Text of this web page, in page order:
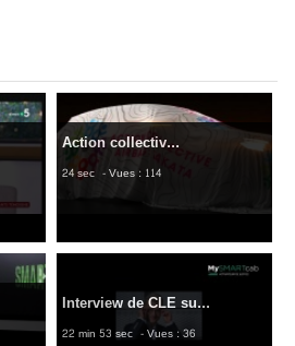
Action collectiv...
24 sec - Vues : 114
Interview de CLE su...
22 min 53 sec - Vues : 36